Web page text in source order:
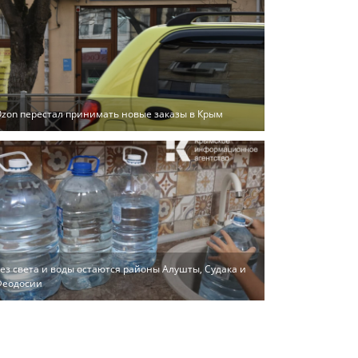
перестал принимать новые заказы в Крым
света и воды остаются районы Алушты, Судака и